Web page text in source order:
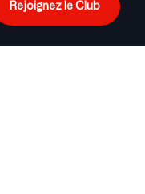
Rejoignez le Club